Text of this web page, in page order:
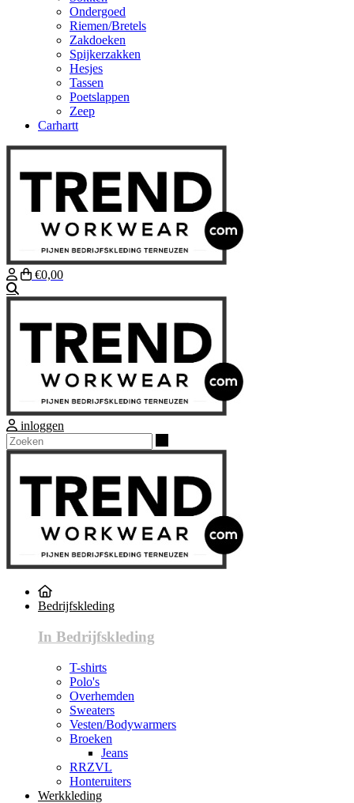
Ondergoed
Riemen/Bretels
Zakdoeken
Spijkerzakken
Hesjes
Tassen
Poetslappen
Zeep
Carhartt
€0,00
inloggen
Bedrijfskleding
In Bedrijfskleding
T-shirts
Polo's
Overhemden
Sweaters
Vesten/Bodywarmers
Broeken
Jeans
RRZVL
Honteruiters
Werkkleding